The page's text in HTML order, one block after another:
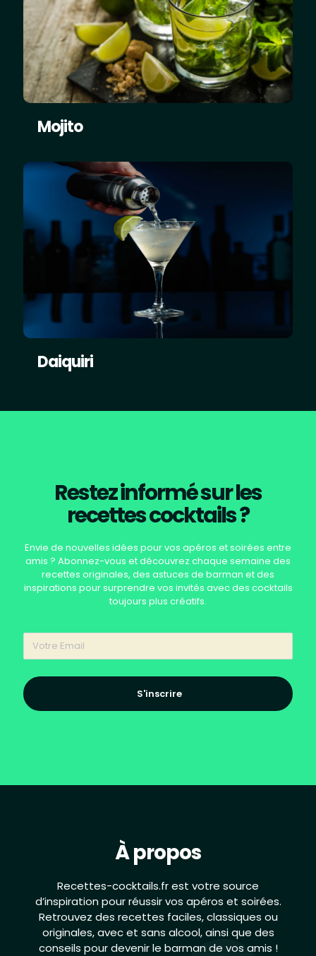
Mojito
Daiquiri
Restez informé sur les
recettes cocktails ?
Envie de nouvelles idées pour vos apéros et soirées entre
amis ? Abonnez-vous et découvrez chaque semaine des
recettes originales, des astuces de barman et des
inspirations pour surprendre vos invités avec des cocktails
toujours plus créatifs.
S'inscrire
À propos
Recettes-cocktails.fr est votre source
d’inspiration pour réussir vos apéros et soirées.
Retrouvez des recettes faciles, classiques ou
originales, avec et sans alcool, ainsi que des
conseils pour devenir le barman de vos amis !